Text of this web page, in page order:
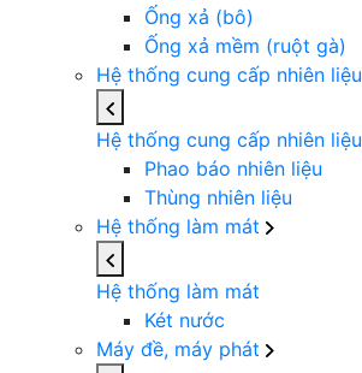
Ống xả (bô)
Ống xả mềm (ruột gà)
Hệ thống cung cấp nhiên liệu
Hệ thống cung cấp nhiên liệu
Phao báo nhiên liệu
Thùng nhiên liệu
Hệ thống làm mát
Hệ thống làm mát
Két nước
Máy đề, máy phát